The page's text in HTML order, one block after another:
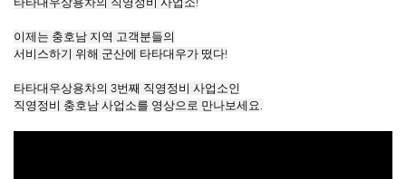
이제는 충호남 지역 고객분들의
서비스하기 위해 군산에 타타대우가 떴다!
타타대우상용차의 3번째 직영정비 사업소인